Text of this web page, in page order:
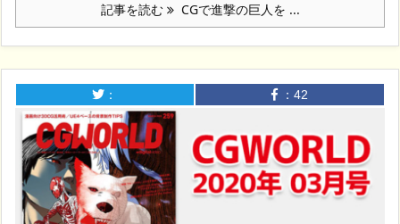
記事を読む CGで進撃の巨人を ...
： ： 42